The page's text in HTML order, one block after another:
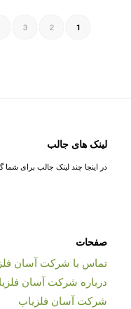
1
2
3
لینک های جالب
در اینجا چند لینک جالب برای شما
صفحات
تماس با شرکت آسان
درباره شرکت آسان
شرکت آسان فلزیاب